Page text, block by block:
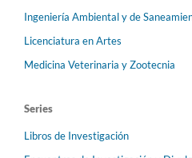
Ingeniería Ambiental y de
Licenciatura en Artes
Medicina Veterinaria y Zootecnia
Series
Libros de Investigación